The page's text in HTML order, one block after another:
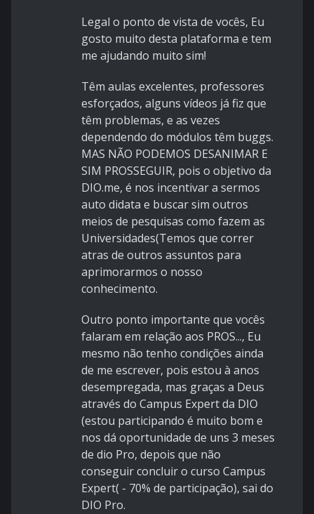
Legal o ponto de vista de vocês, Eu
gosto muito desta plataforma e tem
me ajudando muito sim!
Têm aulas excelentes, professores
esforçados, alguns vídeos já fiz que
têm problemas, e as vezes
dependendo do módulos têm buggs.
MAS NÃO PODEMOS DESANIMAR E
SIM PROSSEGUIR, pois o objetivo da
DIO.me, é nos incentivar a sermos
auto didata e buscar sim outros
meios de pesquisas como fazem as
Universidades(Temos que correr
atras de outros assuntos para
aprimorarmos o nosso
conhecimento.
Outro ponto importante que vocês
falaram em relação aos PROS..., Eu
mesmo não tenho condições ainda
de me escrever, pois estou à anos
desempregada, mas graças a Deus
através do Campus Expert da DIO
(estou participando é muito bom e
nos dá oportunidade de uns 3 meses
de dio Pro, depois que não
conseguir concluir o curso Campus
Expert( - 70% de participação), sai do
DIO Pro.